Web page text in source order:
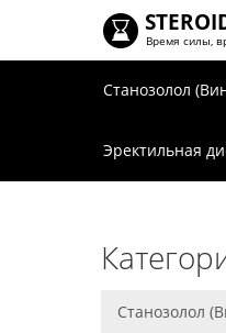
Время силы,
Станозолол
Эректильная
Станозолол